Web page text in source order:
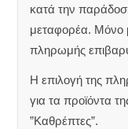
κατά την
μεταφορέα. Μόνο
πληρωμής
Η επιλογή της
για τα προϊόντα
”Καθρέπτες”.